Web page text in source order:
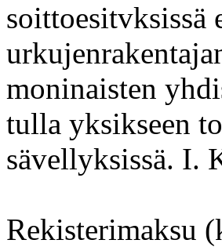
soittoesitvksissä
moninaisten
tulla yksikseen
sävellyksissä. I.
Rekisterimaksu